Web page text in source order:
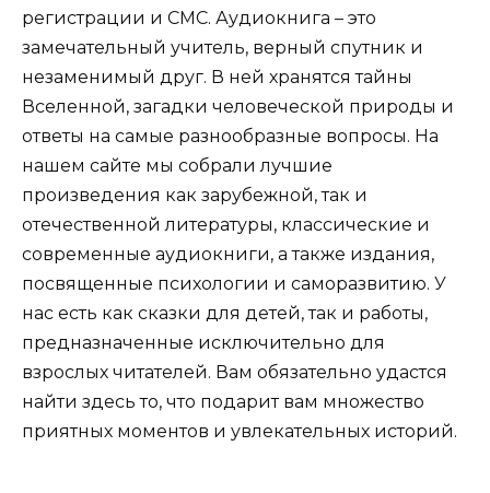
регистрации и СМС. Аудиокнига – это
замечательный учитель, верный спутник и
незаменимый друг. В ней хранятся тайны
Вселенной, загадки человеческой природы и
ответы на самые разнообразные вопросы. На
нашем сайте мы собрали лучшие
произведения как зарубежной, так и
отечественной литературы, классические и
современные аудиокниги, а также издания,
посвященные психологии и саморазвитию. У
нас есть как сказки для детей, так и работы,
предназначенные исключительно для
взрослых читателей. Вам обязательно удастся
найти здесь то, что подарит вам множество
приятных моментов и увлекательных историй.